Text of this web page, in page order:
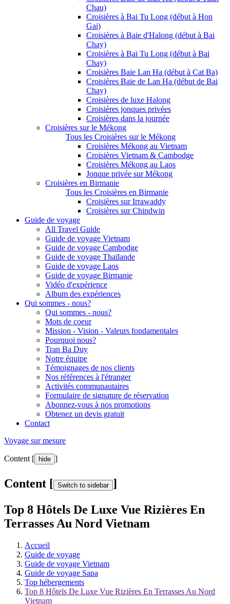
Chau)
Croisières à Bai Tu Long (début à Hon
Gai)
Croisières à Baie d'Halong (début à Bai
Chay)
Croisières à Bai Tu Long (début à Bai
Chay)
Croisières Baie Lan Ha (début à Cat Ba)
Croisières Baie de Lan Ha (début de Bai
Chay)
Croisières de luxe Halong
Croisières jonques privées
Croisières dans la journée
Croisières sur le Mékong
Tous les Croisières sur le Mékong
Croisières Mékong au Vietnam
Croisières Vietnam & Cambodge
Croisières Mékong au Laos
Jonque privée sur Mékong
Croisières en Birmanie
Tous les Croisières en Birmanie
Croisières sur Irrawaddy
Croisières sur Chindwin
Guide de voyage
All Travel Guide
Guide de voyage Vietnam
Guide de voyage Cambodge
Guide de voyage Thaïlande
Guide de voyage Laos
Guide de voyage Birmanie
Vidéo d'expérience
Album des expériences
Qui sommes - nous?
Qui sommes - nous?
Mots de coeur
Mission - Vision - Valeurs fondamentales
Pourquoi nous?
Tran Ba Duy
Notre équipe
Témoignages de nos clients
Nos références à l'étranger
Activités communautaires
Formulaire de signature de réservation
Abonnez-vous à nos promotions
Obtenez un devis gratuit
Contact
Voyage sur mesure
Content [ hide ]
Content [ Switch to sidebar ]
Top 8 Hôtels De Luxe Vue Rizières En
Terrasses Au Nord Vietnam
Accueil
Guide de voyage
Guide de voyage Vietnam
Guide de voyage Sapa
Top hébergements
Top 8 Hôtels De Luxe Vue Rizières En Terrasses Au Nord
Vietnam